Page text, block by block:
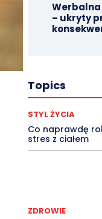
– ukryty
Topics
STYL ŻYCIA
Co naprawdę
stres z ciałem
ZDROWIE